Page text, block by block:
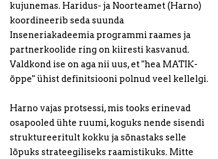
kujunemas. Haridus- ja Noorteamet (Harno)
koordineerib seda suunda
Inseneriakadeemia programmi raames ja
partnerkoolide ring on kiiresti kasvanud.
Valdkond ise on aga nii uus, et "hea MATIK-
õppe" ühist definitsiooni polnud veel kellelgi.
Harno vajas protsessi, mis tooks erinevad
osapooled ühte ruumi, koguks nende sisendi
struktureeritult kokku ja sõnastaks selle
lõpuks strateegiliseks raamistikuks. Mitte